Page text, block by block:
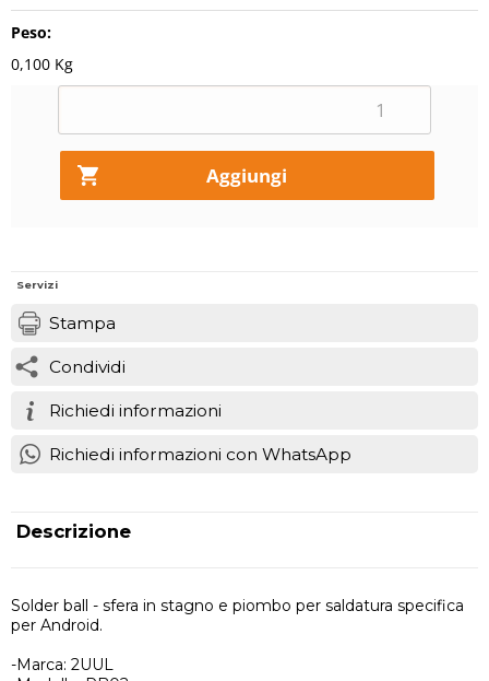
Peso:
0,100 Kg
Servizi
Stampa
Condividi
Richiedi informazioni
Richiedi informazioni con WhatsApp
Descrizione
Solder ball - sfera in stagno e piombo per saldatura specifica
per Android.
-Marca: 2UUL